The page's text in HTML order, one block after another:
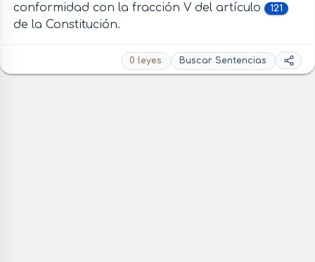
conformidad con la fracción V del artículo
121
de la Constitución.
0 leyes Buscar Sentencias